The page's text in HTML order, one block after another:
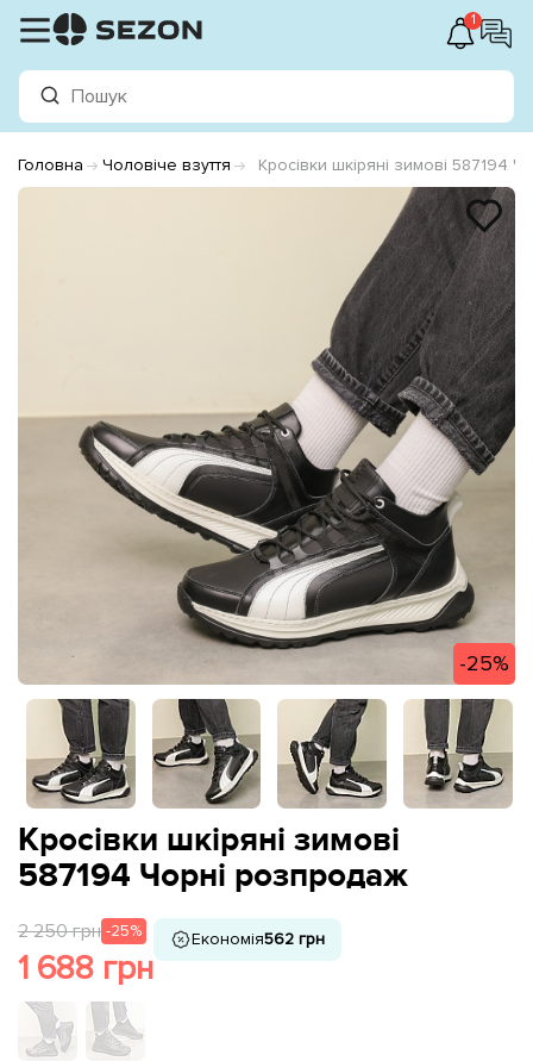
1
Головна Чоловіче взуття Кросівки шкіряні зимові 587194
-25%
Кросівки шкіряні зимові
587194 Чорні розпродаж
2 250 грн -25%
1 688 грн
Економія562 грн